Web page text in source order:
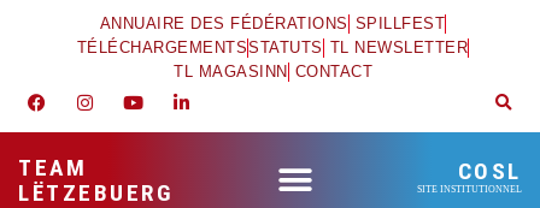
ANNUAIRE DES FÉDÉRATIONS SPILLFEST
TÉLÉCHARGEMENTSSTATUTS TL NEWSLETTER
TL MAGASINN CONTACT
TEAM
LËTZEBUERG
COSL
SITE INSTITUTIONNEL